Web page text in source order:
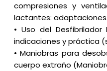
compresiones y
lactantes: adaptaciones.
• Uso del Desfibrilador
indicaciones y práctica
• Maniobras para
cuerpo extraño